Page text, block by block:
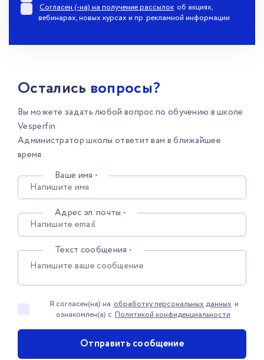
Согласен (-на) на получение рассылок об акциях,
вебинарах, новых курсах и пр. рекламной информации
Остались вопросы?
Вы можете задать любой вопрос по обучению в школе
Vesperfin
Администратор школы ответит вам в ближайшее
время
Ваше имя •
Адрес эл. почты •
Текст сообщения •
Я согласен(на) на обработку персональных данных и
ознакомлен(а) с Политикой конфиденциальности
Отправить сообщение